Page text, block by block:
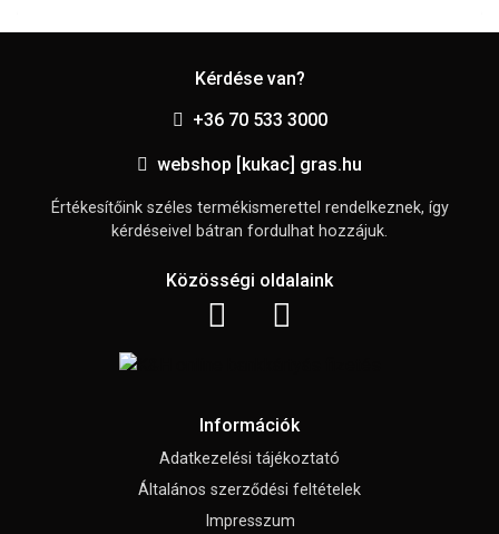
Kérdése van?
+36 70 533 3000
webshop [kukac] gras.hu
Értékesítőink széles termékismerettel rendelkeznek, így
kérdéseivel bátran fordulhat hozzájuk.
Közösségi oldalaink
Információk
Adatkezelési tájékoztató
Általános szerződési feltételek
Impresszum